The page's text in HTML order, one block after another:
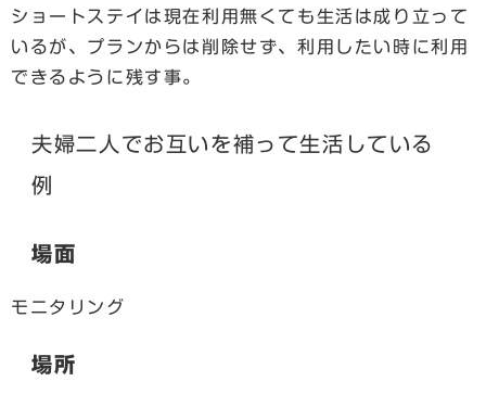
ショートステイは現在利用無くても生活は成り立って
いるが、プランからは削除せず、利用したい時に利用
できるように残す事。
夫婦二人でお互いを補って生活している
例
場面
モニタリング
場所